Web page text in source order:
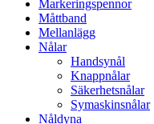
Markeringspennor
Måttband
Mellanlägg
Nålar
Handsynål
Knappnålar
Säkerhetsnålar
Symaskinsnålar
Nåldyna